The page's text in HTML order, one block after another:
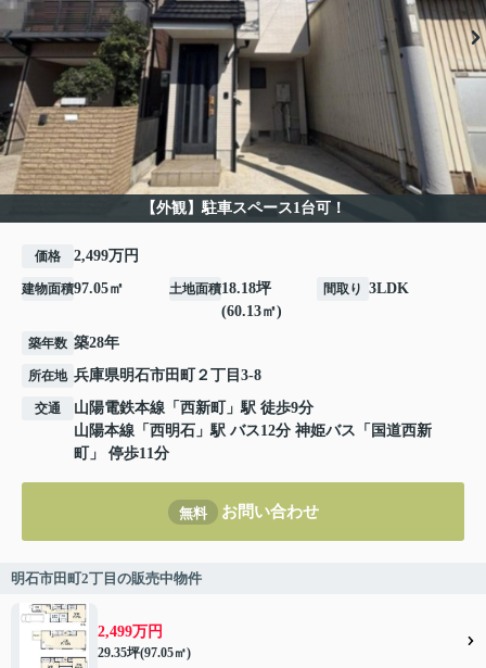
【外観】駐車スペース1台可！
価格 2,499万円
建物面積97.05㎡ 土地面積18.18坪
(60.13㎡)
間取り 3LDK
築年数 築28年
所在地 兵庫県明石市田町 ２丁目3-8
交通 山陽電鉄本線 「 西新町
」駅 徒歩9分
山陽本線 「 西明石 」駅 バス12分 神姫バス「国道西新
町」 停歩11分
無料 お問い合わせ
明石市田町2丁目の販売中物件
2,499万円
29.35坪(97.05㎡)